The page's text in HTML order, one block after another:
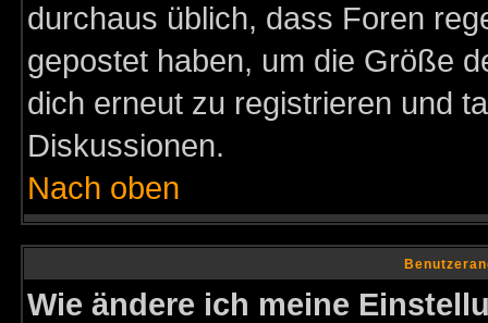
durchaus üblich, dass Foren
gepostet haben, um die Größe
dich erneut zu registrieren und
Diskussionen.
Nach oben
Wie ändere ich meine